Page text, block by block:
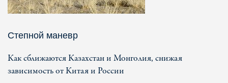
Степной маневр
Как сближаются Казахстан и Монголия, снижая
зависимость от Китая и России